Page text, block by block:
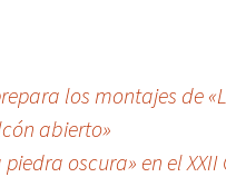
los montajes de
abierto»
piedra oscura» en el